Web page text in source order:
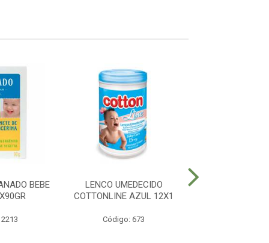
BEBE
LENCO UMEDECIDO
COTTONLINE AZUL 12X1
Código: 673